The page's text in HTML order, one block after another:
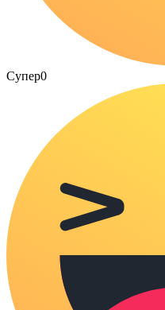
Супер0